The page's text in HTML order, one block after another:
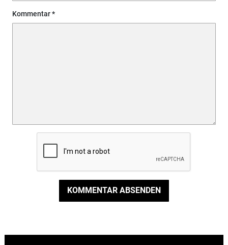
Kommentar
KOMMENTAR ABSENDEN